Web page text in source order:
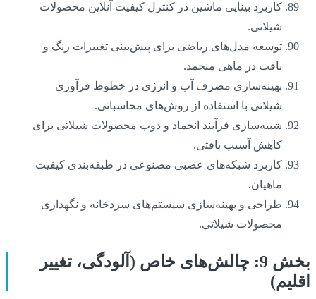
کاربرد بینایی ماشین در کنترل کیفیت آنلاین محصولات
شیلاتی.
توسعه مدل‌های ریاضی برای پیش‌بینی تغییرات رنگ و
بافت در ماهی منجمد.
بهینه‌سازی مصرف آب و انرژی در خطوط فرآوری
شیلاتی با استفاده از روش‌های محاسباتی.
شبیه‌سازی فرآیند انجماد و ذوب محصولات شیلاتی برای
کاهش آسیب بافتی.
کاربرد شبکه‌های عصبی مصنوعی در طبقه‌بندی کیفیت
ماهیان.
طراحی و بهینه‌سازی سیستم‌های سردخانه و نگهداری
محصولات شیلاتی.
بخش 9: چالش‌های خاص (آلودگی، تغییر
اقلیم)